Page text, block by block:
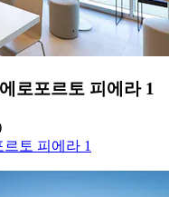
로포르토 피에라 1
토 피에라 1